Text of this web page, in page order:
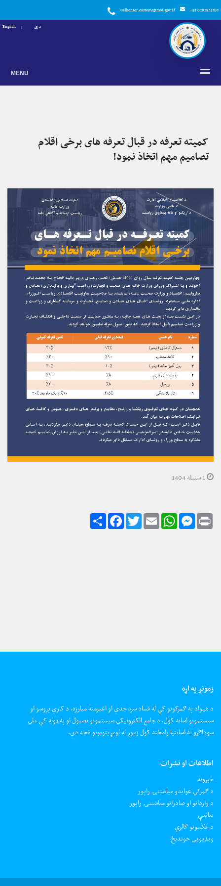
Callcenter.customs@mof.gov.af +93 0202924858
دری English
MENU
کمیته تعرفه در قبال تعرفه های برخی اقلام
تصامیم مهم اتخاذ نمود!
زمونږ په اړه
د هیواد په ګمرکونو کې له فساد سره جدي او اغیزمنه مبارزه، د کاري پروسو او
سیستمونو اسانه کول، د جامع الکترونیکي سیستمونو نصبول او په ټوله کې ملي
سوداګرو ته اسانتیا رامځته کول زموږ له لومړیتوبونو څخه دي.
اطلاعات او نشرات
خبرونه
د ګمرکي عوایدو میاشتنۍ راپور
د وارداتو او صادراتو میاشتنۍ راپور
بیانیې
د عکسونو ګالرې
ويډيويي خونديځ